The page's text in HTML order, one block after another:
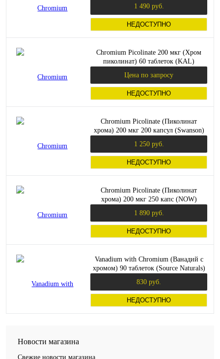
1 490 руб.
НЕДОСТУПНО
Chromium Picolinate 200 мкг (Хром
пиколинат) 60 таблеток (KAL)
Цена по запросу
НЕДОСТУПНО
Chromium Picolinate (Пиколинат
хрома) 200 мкг 200 капсул (Swanson)
1 250 руб.
НЕДОСТУПНО
Chromium Picolinate (Пиколинат
хрома) 200 мкг 250 капс (NOW)
1 890 руб.
НЕДОСТУПНО
Vanadium with Chromium (Ванадий с
хромом) 90 таблеток (Source Naturals)
830 руб.
НЕДОСТУПНО
Новости магазина
Свежие новости магазина